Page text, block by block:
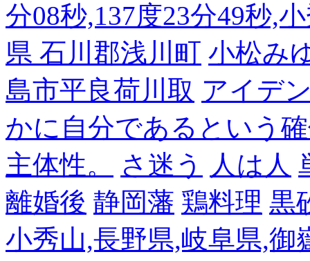
分08秒,137度23分49秒,
県 石川郡浅川町 小松み
島市平良荷川取 アイデ
かに自分であるという
主体性。
さ迷う 人は人
離婚後 静岡藩 鶏料理 黒
小秀山,長野県,岐阜県,御